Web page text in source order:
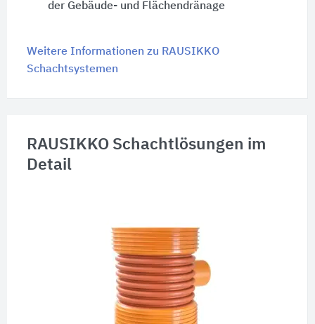
der Gebäude- und Flächendränage
Weitere Informationen zu RAUSIKKO
Schachtsystemen
RAUSIKKO Schachtlösungen im
Detail